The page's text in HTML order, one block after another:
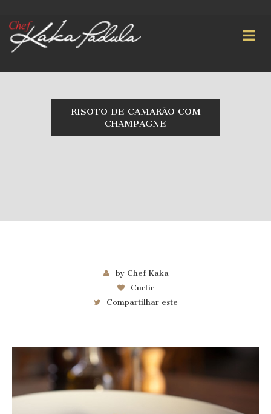
RISOTO DE CAMARÃO COM
CHAMPAGNE
by Chef Kaka
Curtir
Compartilhar este